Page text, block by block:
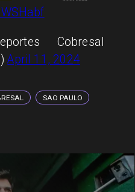
Cobresal
April 11, 2024
SAO PAULO